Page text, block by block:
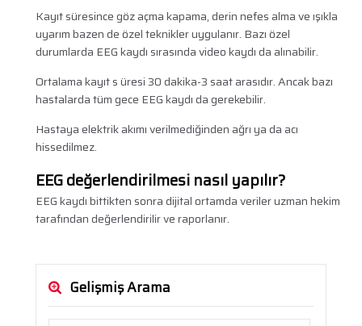
Kayıt süresince göz açma kapama, derin nefes alma ve ışıkla
uyarım bazen de özel teknikler uygulanır. Bazı özel
durumlarda EEG kaydı sırasında video kaydı da alınabilir.
Ortalama kayıt s üresi 30 dakika-3 saat arasıdır. Ancak bazı
hastalarda tüm gece EEG kaydı da gerekebilir.
Hastaya elektrik akımı verilmediğinden ağrı ya da acı
hissedilmez.
EEG değerlendirilmesi nasıl yapılır?
EEG kaydı bittikten sonra dijital ortamda veriler uzman hekim
tarafından değerlendirilir ve raporlanır.
Gelişmiş Arama